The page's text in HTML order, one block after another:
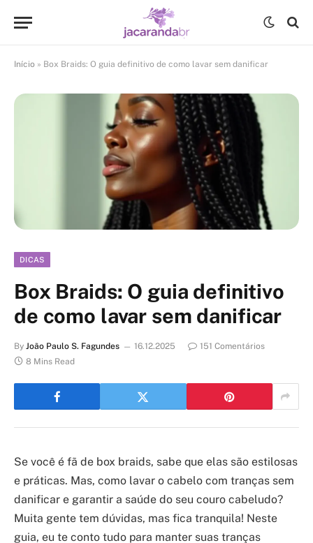
Início » Box Braids: O guia definitivo de como lavar sem danificar
DICAS
Box Braids: O guia definitivo
de como lavar sem danificar
By João Paulo S. Fagundes 16.12.2025
151 Comentários
8 Mins Read
Se você é fã de box braids, sabe que elas são estilosas
e práticas. Mas, como lavar o cabelo com tranças sem
danificar e garantir a saúde do seu couro cabeludo?
Muita gente tem dúvidas, mas fica tranquila! Neste
guia, eu te conto tudo para manter suas tranças